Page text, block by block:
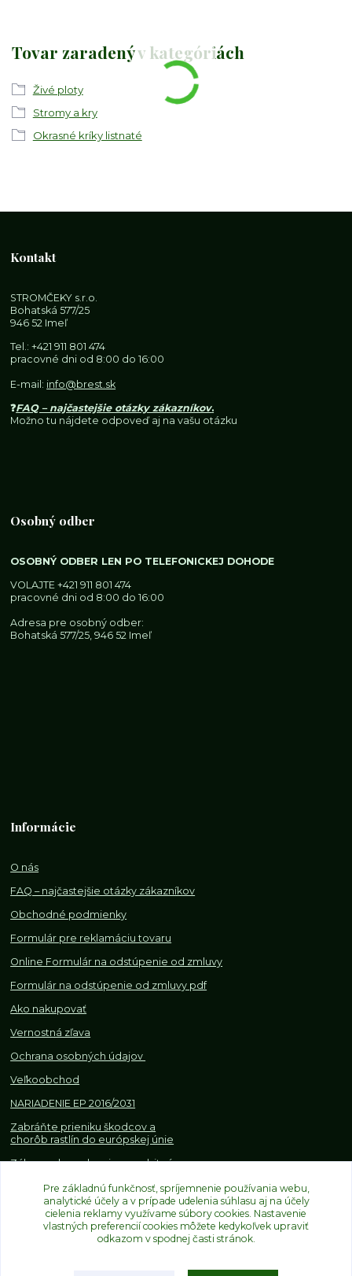
Tovar zaradený v kategóriách
Živé ploty
Stromy a kry
Okrasné kríky listnaté
Kontakt
STROMČEKY s.r.o.
Bohatská 577/25
946 52 Imeľ
Tel.:+421 911 801 474
pracovné dni od 8:00 do 16:00
E-mail: info@brest.sk
❓FAQ – najčastejšie otázky zákazníkov.
Možno tu nájdete odpoveď aj na vašu otázku
Osobný odber
OSOBNÝ ODBER LEN PO TELEFONICKEJ DOHODE
VOLAJTE+421 911 801 474
pracovné dni od 8:00 do 16:00
Adresa pre osobný odber:
Bohatská 577/25, 946 52 Imeľ
Informácie
O nás
FAQ – najčastejšie otázky zákazníkov
Obchodné podmienky
Formulár pre reklamáciu tovaru
Online Formulár na odstúpenie od zmluvy
Formulár na odstúpenie od zmluvy pdf
Ako nakupovať
Vernostná zľava
Ochrana osobných údajov
Veľkoobchod
NARIADENIE EP 2016/2031
Zabráňte prieniku škodcov a
chorôb rastlín do európskej únie
Zákazy, obmedzenia a osobitné
obchodovaní s rastlinami
Pre základnú funkčnosť, spríjemnenie používania webu,
analytické účely a v prípade udelenia súhlasu aj na účely
cielenia reklamy využívame súbory cookies. Nastavenie
vlastných preferencií cookies môžete kedykoľvek upraviť
odkazom v spodnej časti stránok.